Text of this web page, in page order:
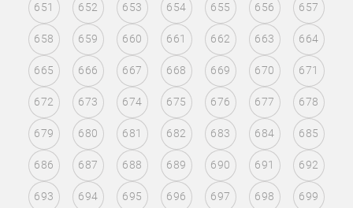
651 652 653 654 655 656 657
658 659 660 661 662 663 664
665 666 667 668 669 670 671
672 673 674 675 676 677 678
679 680 681 682 683 684 685
686 687 688 689 690 691 692
693 694 695 696 697 698 699